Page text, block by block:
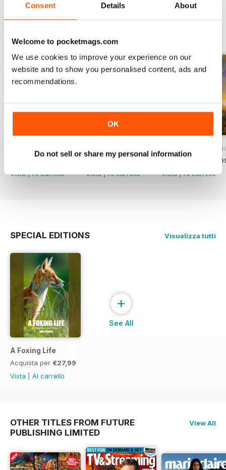
Consent Details About
Welcome to pocketmags.com
We use cookies to improve your experience on our
website and to show you personalised content, ads and
recommendations.
OK
Do not sell or share my personal information
EDIZIONI INDIETRO Visualizza tutti
Vista|Al carrello
British Deer Stalking Bible, 2nd edition
Acquista per
Vista|Al carrello
In the Shooting
Vista|Al carrello
SPECIAL EDITIONS Visualizza tutti
A Foxing Life
Acquista per €27,99
Vista
Al carrello
+
See All
OTHER TITLES FROM FUTURE
PUBLISHING LIMITED
View All